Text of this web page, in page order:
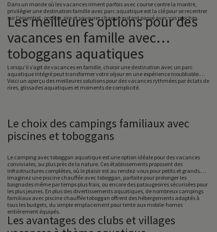
Dans un monde où les vacances riment parfois avec course contre la montre,
privilégier une destination famille avec parc aquatique est la clé pour se recentrer
sur l'essentiel : profiter, rire et savourer chaque instant passé avec vos proches.
Les meilleures options pour des
vacances en famille avec
toboggans aquatiques
Lorsqu’il s’agit de vacances en famille, choisir une destination avec un parc
aquatique intégré peut transformer votre séjour en une expérience inoubliable.
Voici un aperçu des meilleures solutions pour des vacances rythmées par éclats de
rires, glissades aquatiques et moments de complicité.
Le choix des campings familiaux avec
piscines et toboggans
Le camping avec toboggan aquatique est une option idéale pour des vacances
conviviales, au plus près de la nature. Ces établissements proposent des
infrastructures complètes, où le plaisir est au rendez-vous pour petits et grands.
Imaginez une piscine chauffée avec toboggan, parfaite pour prolonger les
baignades même par temps plus frais, ou encore des pataugeoires sécurisées pour
les plus jeunes. En plus des divertissements aquatiques, de nombreux campings
familiaux avec piscine chauffée toboggan offrent des hébergements adaptés à
tous les budgets, du simple emplacement pour tente aux mobile-homes
entièrement équipés.
Les avantages des clubs et villages